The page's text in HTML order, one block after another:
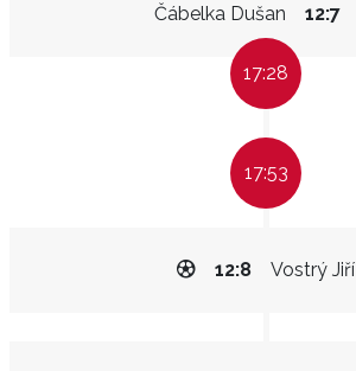
Čábelka Dušan 12:7
17:28
17:53
Vostrý Jiří
12:8